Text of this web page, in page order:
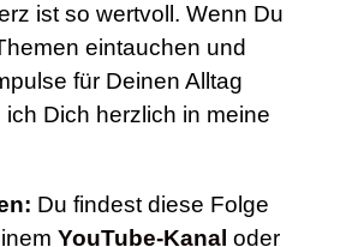
ist so wertvoll. Wenn Du
eintauchen und
für Deinen Alltag
Dich herzlich in meine
Du findest diese Folge
YouTube-Kanal oder